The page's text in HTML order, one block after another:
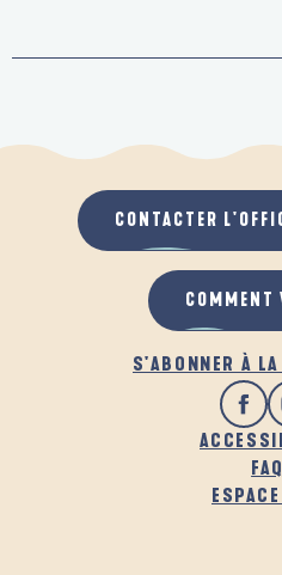
S'ABONNER À
FAQ
CONTACTER
COMMENT